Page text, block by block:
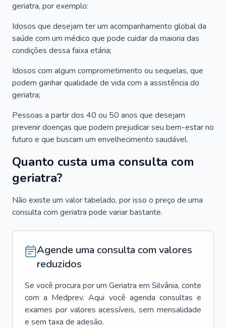
geriatra, por exemplo:
Idosos que desejam ter um acompanhamento global da
saúde com um médico que pode cuidar da maioria das
condições dessa faixa etária;
Idosos com algum comprometimento ou sequelas, que
podem ganhar qualidade de vida com a assistência do
geriatra;
Pessoas a partir dos 40 ou 50 anos que desejam
prevenir doenças que podem prejudicar seu bem-estar no
futuro e que buscam um envelhecimento saudável.
Quanto custa uma consulta com
geriatra?
Não existe um valor tabelado, por isso o preço de uma
consulta com geriatra pode variar bastante.
Agende uma consulta com valores
reduzidos
Se você procura por um Geriatra em Silvânia, conte
com a Medprev. Aqui você agenda consultas e
exames por valores acessíveis, sem mensalidade
e sem taxa de adesão.